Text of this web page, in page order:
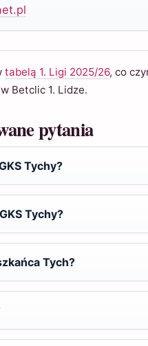
tabelą 1. Ligi 2025/26, co
Betclic 1. Lidze.
pytania
Tychy?
Tychy?
Tych?